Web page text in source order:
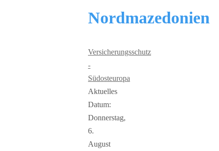
Nordmazedonien
Versicherungsschutz
-
Südosteuropa
Aktuelles
Datum:
Donnerstag,
6.
August